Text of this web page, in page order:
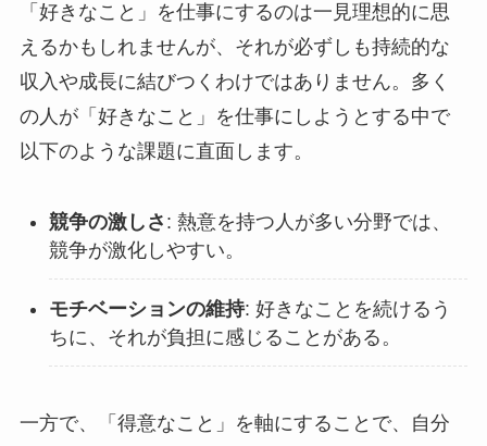
「好きなこと」を仕事にするのは一見理想的に思
えるかもしれませんが、それが必ずしも持続的な
収入や成長に結びつくわけではありません。多く
の人が「好きなこと」を仕事にしようとする中で
以下のような課題に直面します。
競争の激しさ : 熱意を持つ人が多い分野では、
競争が激化しやすい。
モチベーションの維持: 好きなことを続けるう
ちに、それが負担に感じることがある。
一方で、「得意なこと」を軸にすることで、自分